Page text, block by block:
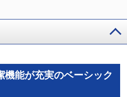
機能が充実のベーシック